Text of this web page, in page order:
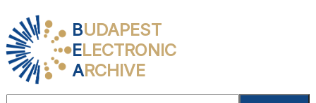
BUDAPEST
ELECTRONIC
ARCHIVE